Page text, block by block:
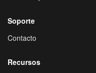
Soporte
Contacto
Recursos